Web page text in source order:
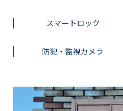
スマートロック
防犯・監視カメラ